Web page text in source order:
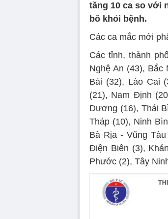
tăng 10 ca so với
bố khỏi bệnh.
Các ca mắc mới
Các tỉnh, thành
Nghệ An (43), Bắc
Bái (32), Lào Cai
(21), Nam Định
Dương (16), Thái
Tháp (10), Ninh
Bà Rịa - Vũng
Điện Biên (3),
Phước (2), Tây